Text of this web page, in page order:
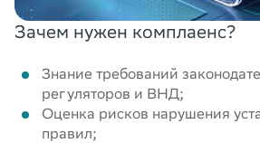
Зачем нужен комплаенс?
Знание требований
регуляторов и ВНД;
Оценка рисков нарушения
правил;